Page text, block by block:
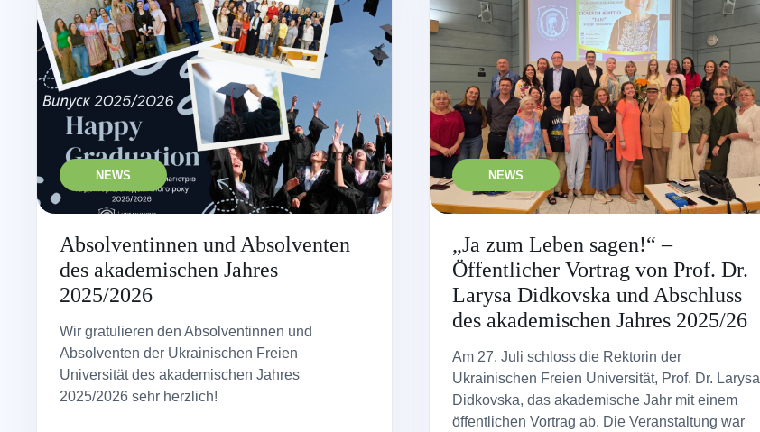
NEWS
Absolventinnen und Absolventen
des akademischen Jahres
2025/2026
Wir gratulieren den Absolventinnen und
Absolventen der Ukrainischen Freien
Universität des akademischen Jahres
2025/2026 sehr herzlich!
NEWS
„Ja zum Leben sagen!“ –
Öffentlicher Vortrag von Prof. Dr.
Larysa Didkovska und Abschluss
des akademischen Jahres 2025/26
Am 27. Juli schloss die Rektorin der
Ukrainischen Freien Universität, Prof. Dr. Larysa
Didkovska, das akademische Jahr mit einem
öffentlichen Vortrag ab. Die Veranstaltung war